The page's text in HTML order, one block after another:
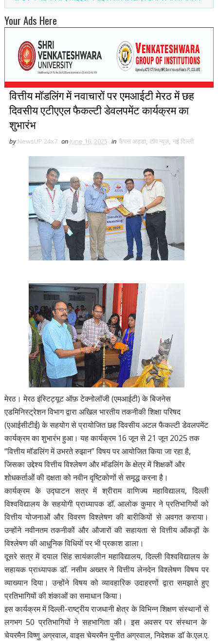
Your Ads Here
वित्तीय मॉडलिंग में नवाचारों पर एमआईटी मेरठ में छह
दिवसीय एटीएएल फैकल्टी डेवलपमेंट कार्यक्रम का
शुभारंभ
by NewsUP 24x7 on June 16, 2025 in कैंपस अड्डा, टॉप न्यूज़, नई द‍िल्ली
मेरठ। मेरठ इंस्टिट्यूट ऑफ़ टेक्नोलॉजी (एमआईटी) के बिजनेस
एडमिनिस्ट्रेशन विभाग द्वारा अखिल भारतीय तकनीकी शिक्षा परिषद
(एआईसीटीई) के सहयोग से प्रायोजित छह दिवसीय अटल फैकल्टी डेवलपमेंट
कार्यक्रम का शुभारंभ हुआ। यह कार्यक्रम 16 जून से 21 जून 2025 तक
“वित्तीय मॉडलिंग में उभरते रुझान” विषय पर आयोजित किया जा रहा है,
जिसका उद्देश्य वित्तीय विश्लेषण और मॉडलिंग के क्षेत्र में शिक्षकों और
शोधकर्ताओं की दक्षता को नवीन दृष्टिकोणों से समृद्ध करना है।
कार्यक्रम के उद्घाटन सत्र में श्रीराम वाणिज्य महाविद्यालय, दिल्ली
विश्वविद्यालय के सहयोगी प्राध्यापक डॉ. आलोक कुमार ने प्रतिभागियों को
वित्तीय योजनाओं और विवरण विश्लेषण की बारीकियों से अवगत कराया।
उन्होंने नवीनतम तकनीकों और औजारों की सहायता से वित्तीय आँकड़ों के
विश्लेषण की आधुनिक विधियों पर भी प्रकाश डाला।
दूसरे सत्र में दयाल सिंह सायंकालीन महाविद्यालय, दिल्ली विश्वविद्यालय के
सहायक प्राध्यापक डॉ. नसीम अख्तर ने वित्तीय लेनदेन विश्लेषण विषय पर
व्याख्यान दिया। उन्होंने विषय को व्यावहारिक उदाहरणों द्वारा समझाते हुए
प्रतिभागियों की शंकाओं का समाधान किया।
इस कार्यक्रम में दिल्ली-राष्ट्रीय राजधानी क्षेत्र के विभिन्न शिक्षण संस्थानों से
लगभग 50 प्रतिभागियों ने सहभागिता की। इस अवसर पर संस्थान के
चेयरमैन विष्णु अग्रवाल, वाइस चेयरमैन पुनीत अग्रवाल, निदेशक डॉ के.एल.ए.